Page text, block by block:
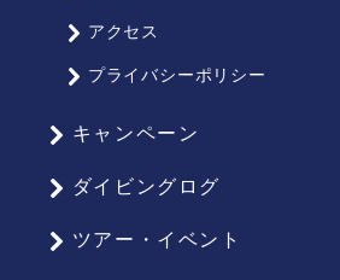
アクセス
プライバシーポリシー
キャンペーン
ダイビングログ
ツアー・イベント